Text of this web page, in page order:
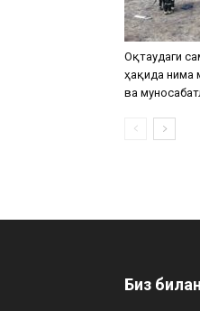
Оқтаудаги
ҳақида нима
ва
Биз